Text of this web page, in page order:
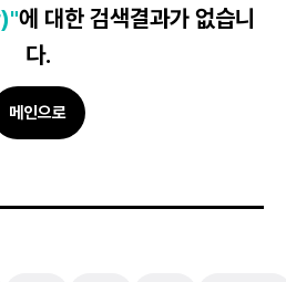
에 대한 검색결과가 없습니
다.
메인으로